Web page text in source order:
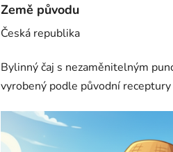
Země původu
Česká republika
Bylinný čaj s nezaměnitelným
vyrobený podle původní